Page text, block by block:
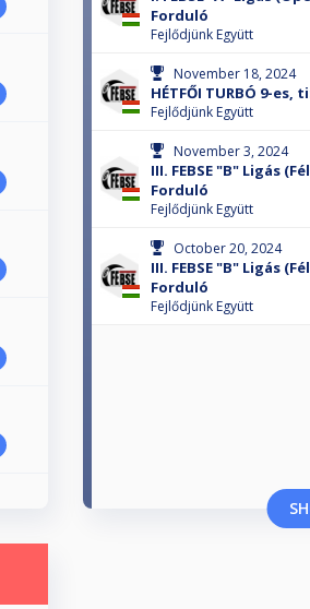
Forduló
Fejlődjünk Együtt
November 18, 2024
HÉTFŐI TURBÓ 9-
Fejlődjünk Együtt
November 3, 2024
III. FEBSE "B" Ligás
Forduló
Fejlődjünk Együtt
October 20, 2024
III. FEBSE "B" Ligás
Forduló
Fejlődjünk Együtt